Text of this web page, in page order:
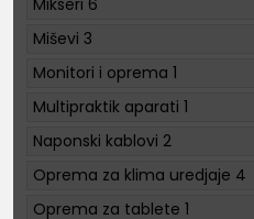
Miševi 3
Monitori i oprema 1
Multipraktik aparati 1
Naponski kablovi 2
Oprema za klima uredjaje 4
Oprema za tablete 1